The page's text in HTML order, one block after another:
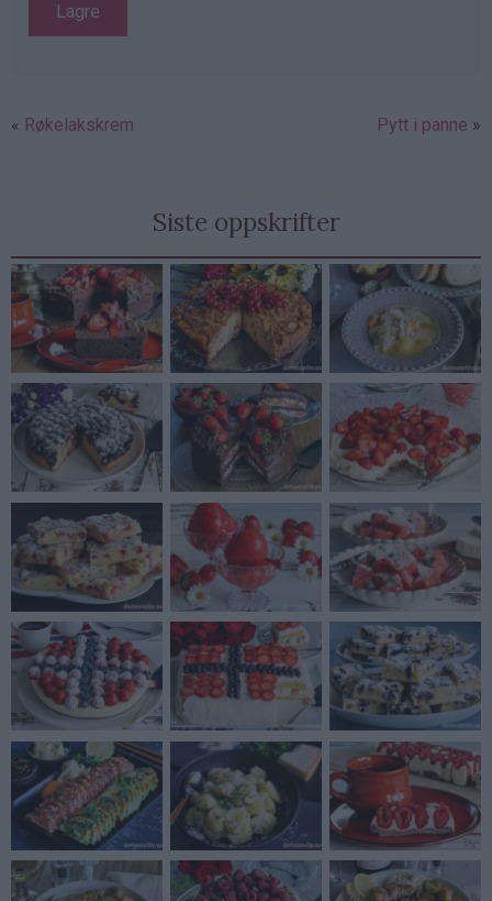
Røkelakskrem Pytt i panne
Siste oppskrifter